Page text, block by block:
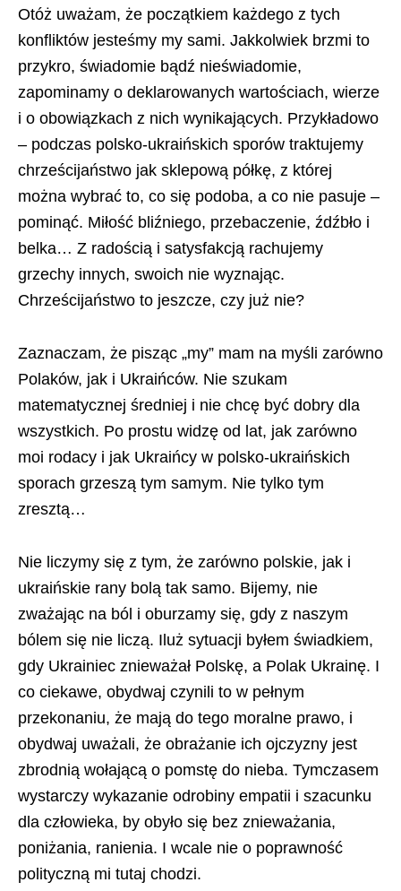
Otóż uważam, że początkiem każdego z tych
konfliktów jesteśmy my sami. Jakkolwiek brzmi to
przykro, świadomie bądź nieświadomie,
zapominamy o deklarowanych wartościach, wierze
i o obowiązkach z nich wynikających. Przykładowo
– podczas polsko-ukraińskich sporów traktujemy
chrześcijaństwo jak sklepową półkę, z której
można wybrać to, co się podoba, a co nie pasuje –
pominąć. Miłość bliźniego, przebaczenie, źdźbło i
belka… Z radością i satysfakcją rachujemy
grzechy innych, swoich nie wyznając.
Chrześcijaństwo to jeszcze, czy już nie?
Zaznaczam, że pisząc „my” mam na myśli zarówno
Polaków, jak i Ukraińców. Nie szukam
matematycznej średniej i nie chcę być dobry dla
wszystkich. Po prostu widzę od lat, jak zarówno
moi rodacy i jak Ukraińcy w polsko-ukraińskich
sporach grzeszą tym samym. Nie tylko tym
zresztą…
Nie liczymy się z tym, że zarówno polskie, jak i
ukraińskie rany bolą tak samo. Bijemy, nie
zważając na ból i oburzamy się, gdy z naszym
bólem się nie liczą. Iluż sytuacji byłem świadkiem,
gdy Ukrainiec znieważał Polskę, a Polak Ukrainę. I
co ciekawe, obydwaj czynili to w pełnym
przekonaniu, że mają do tego moralne prawo, i
obydwaj uważali, że obrażanie ich ojczyzny jest
zbrodnią wołającą o pomstę do nieba. Tymczasem
wystarczy wykazanie odrobiny empatii i szacunku
dla człowieka, by obyło się bez znieważania,
poniżania, ranienia. I wcale nie o poprawność
polityczną mi tutaj chodzi.